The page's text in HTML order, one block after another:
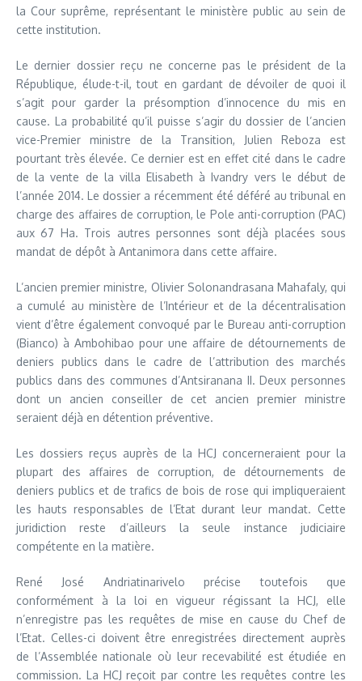
la Cour suprême, représentant le ministère public au sein de
cette institution.
Le dernier dossier reçu ne concerne pas le président de la
République, élude-t-il, tout en gardant de dévoiler de quoi il
s’agit pour garder la présomption d’innocence du mis en
cause. La probabilité qu’il puisse s’agir du dossier de l’ancien
vice-Premier ministre de la Transition, Julien Reboza est
pourtant très élevée. Ce dernier est en effet cité dans le cadre
de la vente de la villa Elisabeth à Ivandry vers le début de
l’année 2014. Le dossier a récemment été déféré au tribunal en
charge des affaires de corruption, le Pole anti-corruption (PAC)
aux 67 Ha. Trois autres personnes sont déjà placées sous
mandat de dépôt à Antanimora dans cette affaire.
L’ancien premier ministre, Olivier Solonandrasana Mahafaly, qui
a cumulé au ministère de l’Intérieur et de la décentralisation
vient d’être également convoqué par le Bureau anti-corruption
(Bianco) à Ambohibao pour une affaire de détournements de
deniers publics dans le cadre de l’attribution des marchés
publics dans des communes d’Antsiranana II. Deux personnes
dont un ancien conseiller de cet ancien premier ministre
seraient déjà en détention préventive.
Les dossiers reçus auprès de la HCJ concerneraient pour la
plupart des affaires de corruption, de détournements de
deniers publics et de trafics de bois de rose qui impliqueraient
les hauts responsables de l’Etat durant leur mandat. Cette
juridiction reste d’ailleurs la seule instance judiciaire
compétente en la matière.
René José Andriatinarivelo précise toutefois que
conformément à la loi en vigueur régissant la HCJ, elle
n’enregistre pas les requêtes de mise en cause du Chef de
l’Etat. Celles-ci doivent être enregistrées directement auprès
de l’Assemblée nationale où leur recevabilité est étudiée en
commission. La HCJ reçoit par contre les requêtes contre les